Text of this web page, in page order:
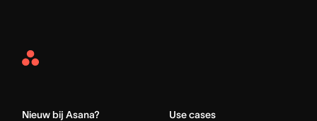
Asana
Nieuw bij Asana? Use cases